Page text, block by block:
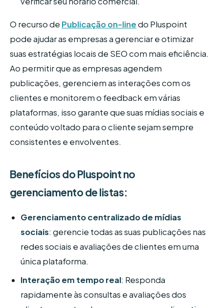
O recurso de Publicação on-linedo Pluspoint
pode ajudar as empresas a gerenciar e otimizar
suas estratégias locais de SEO com mais eficiência.
Ao permitir que as empresas agendem
publicações, gerenciem as interações com os
clientes e monitorem o feedback em várias
plataformas, isso garante que suas mídias sociais e
conteúdo voltado para o cliente sejam sempre
consistentes e envolventes.
Benefícios do Pluspoint no
gerenciamento de listas:
Gerenciamento centralizado de mídias
sociais: gerencie todas as suas publicações nas
redes sociais e avaliações de clientes em uma
única plataforma.
Interação em tempo real: Responda
rapidamente às consultas e avaliações dos